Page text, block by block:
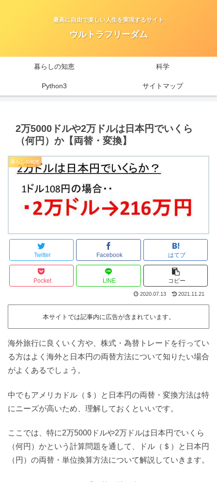
最高に自由で楽しい人生を実現するサイト
ウルトラフリーダム
暮らしの知恵 科学
Python3 サイトマップ
2万5000ドルや2万ドルは日本円でいくら
（何円）か【両替・変換】
暮らしの知恵
Twitter Facebook はてブ
Pocket LINE コピー
2020.07.13 2021.11.21
本サイトでは記事内に広告が含まれています。
海外旅行に良くいく方や、株式・為替トレードを行ってい
る方はよく海外と日本円の両替方法について知りたい場合
がよくあるでしょう。
中でもアメリカドル（＄）と日本円の両替・変換方法は特
にニーズが高いため、理解しておくといいです。
ここでは、特に2万5000ドルや2万ドルは日本円でいくら
（何円）かという計算問題を通して、ドル（＄）と日本円
（円）の両替・単位換算方法について解説していきます。